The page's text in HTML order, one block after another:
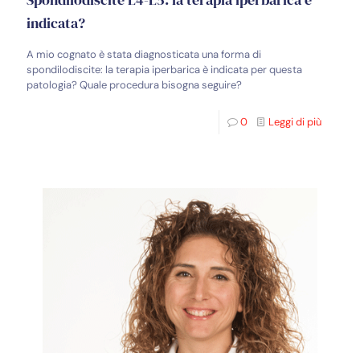
indicata?
A mio cognato è stata diagnosticata una forma di
spondilodiscite: la terapia iperbarica è indicata per questa
patologia? Quale procedura bisogna seguire?
0 Leggi di più